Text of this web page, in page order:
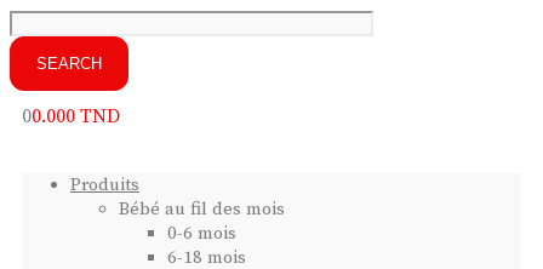
00.000 TND
Produits
Bébé au fil des mois
0-6 mois
6-18 mois